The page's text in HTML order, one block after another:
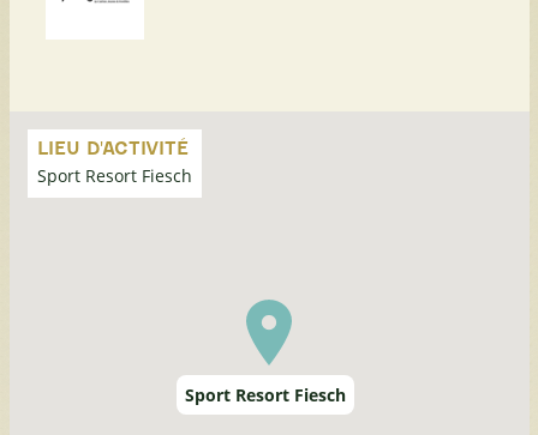
LIEU D'ACTIVITÉ
Sport Resort Fiesch
Passer
carte
Sport Resort Fiesch